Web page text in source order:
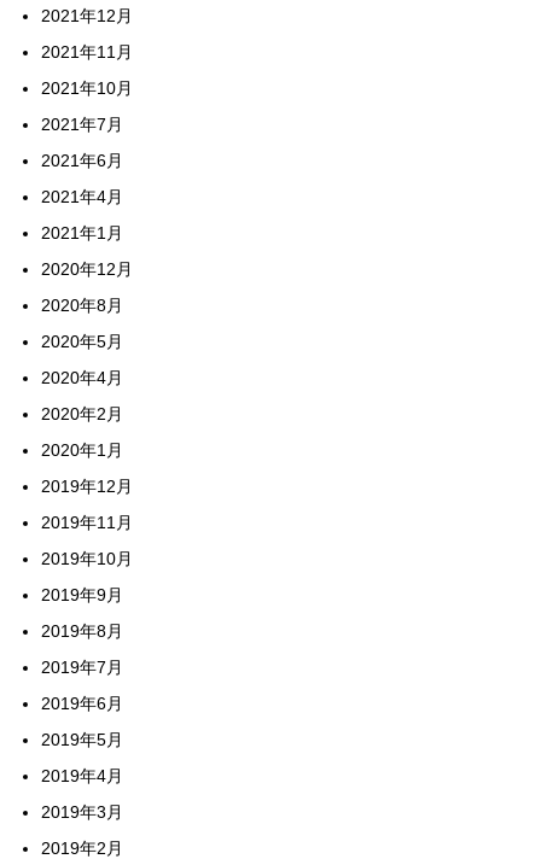
2021年12月
2021年11月
2021年10月
2021年7月
2021年6月
2021年4月
2021年1月
2020年12月
2020年8月
2020年5月
2020年4月
2020年2月
2020年1月
2019年12月
2019年11月
2019年10月
2019年9月
2019年8月
2019年7月
2019年6月
2019年5月
2019年4月
2019年3月
2019年2月